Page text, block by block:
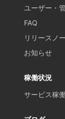
ユーザー・
FAQ
リリースノ
お知らせ
稼働状況
サービス稼